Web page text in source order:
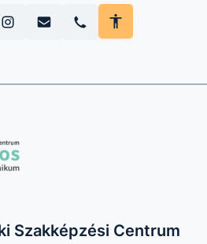
Szakképzési Centrum